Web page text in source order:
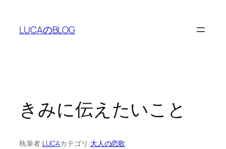
LUCAのBLOG
きみに伝えたいこと
執筆者:LUCAカテゴリ:大人の恋歌